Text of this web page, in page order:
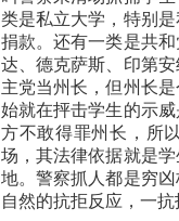
类是私立大学，特别
捐款。还有一类是共
达、德克萨斯、印第
主党当州长，但州长
始就在抨击学生的示
方不敢得罪州长，所
场，其法律依据就是
地。警察抓人都是穷
自然的抗拒反应，一